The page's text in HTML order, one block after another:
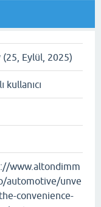
(25, Eylül, 2025)
kullanıcı
www.altondimm
automotive/unve
convenience-